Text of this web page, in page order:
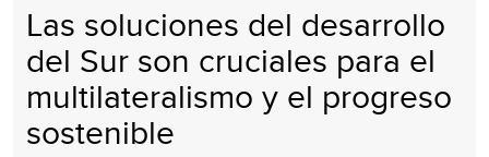
Las soluciones del desarrollo
del Sur son cruciales para el
multilateralismo y el progreso
sostenible